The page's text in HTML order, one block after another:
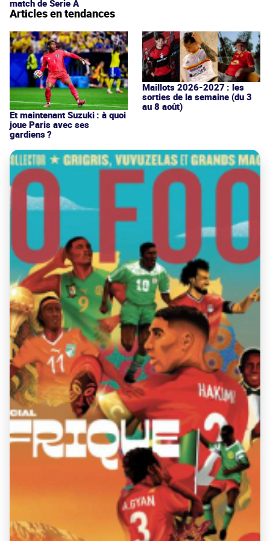
match de Serie A
Articles en tendances
Et maintenant Suzuki : à quoi
joue Paris avec ses
gardiens ?
Maillots 2026-2027 : les
sorties de la semaine (du 3
au 8 août)